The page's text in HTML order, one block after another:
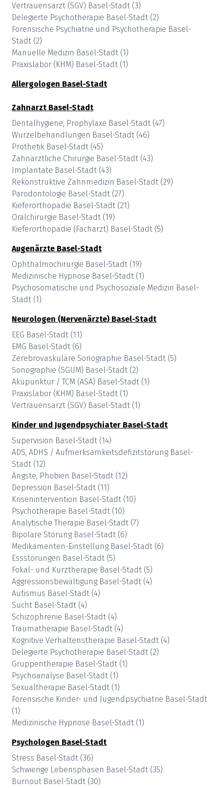
Vertrauensarzt (SGV) Basel-Stadt (3)
Delegierte Psychotherapie Basel-Stadt (2)
Forensische Psychiatrie und Psychotherapie Basel-
Stadt (2)
Manuelle Medizin Basel-Stadt (1)
Praxislabor (KHM) Basel-Stadt (1)
Allergologen Basel-Stadt
Zahnarzt Basel-Stadt
Dentalhygiene, Prophylaxe Basel-Stadt (47)
Wurzelbehandlungen Basel-Stadt (46)
Prothetik Basel-Stadt (45)
Zahnärztliche Chirurgie Basel-Stadt (43)
Implantate Basel-Stadt (43)
Rekonstruktive Zahnmedizin Basel-Stadt (29)
Parodontologie Basel-Stadt (27)
Kieferorthopädie Basel-Stadt (21)
Oralchirurgie Basel-Stadt (19)
Kieferorthopädie (Facharzt) Basel-Stadt (5)
Augenärzte Basel-Stadt
Ophthalmochirurgie Basel-Stadt (19)
Medizinische Hypnose Basel-Stadt (1)
Psychosomatische und Psychosoziale Medizin Basel-
Stadt (1)
Neurologen (Nervenärzte) Basel-Stadt
EEG Basel-Stadt (11)
EMG Basel-Stadt (6)
Zerebrovaskuläre Sonographie Basel-Stadt (5)
Sonographie (SGUM) Basel-Stadt (2)
Akupunktur / TCM (ASA) Basel-Stadt (1)
Praxislabor (KHM) Basel-Stadt (1)
Vertrauensarzt (SGV) Basel-Stadt (1)
Kinder und Jugendpsychiater Basel-Stadt
Supervision Basel-Stadt (14)
ADS, ADHS / Aufmerksamkeitsdefizitstörung Basel-
Stadt (12)
Ängste, Phobien Basel-Stadt (12)
Depression Basel-Stadt (11)
Krisenintervention Basel-Stadt (10)
Psychotherapie Basel-Stadt (10)
Analytische Therapie Basel-Stadt (7)
Bipolare Störung Basel-Stadt (6)
Medikamenten-Einstellung Basel-Stadt (6)
Essstörungen Basel-Stadt (5)
Fokal- und Kurztherapie Basel-Stadt (5)
Aggressionsbewältigung Basel-Stadt (4)
Autismus Basel-Stadt (4)
Sucht Basel-Stadt (4)
Schizophrenie Basel-Stadt (4)
Traumatherapie Basel-Stadt (4)
Kognitive Verhaltenstherapie Basel-Stadt (4)
Delegierte Psychotherapie Basel-Stadt (2)
Gruppentherapie Basel-Stadt (1)
Psychoanalyse Basel-Stadt (1)
Sexualtherapie Basel-Stadt (1)
Forensische Kinder- und Jugendpsychiatrie Basel-Stadt
(1)
Medizinische Hypnose Basel-Stadt (1)
Psychologen Basel-Stadt
Stress Basel-Stadt (36)
Schwierige Lebensphasen Basel-Stadt (35)
Burnout Basel-Stadt (30)